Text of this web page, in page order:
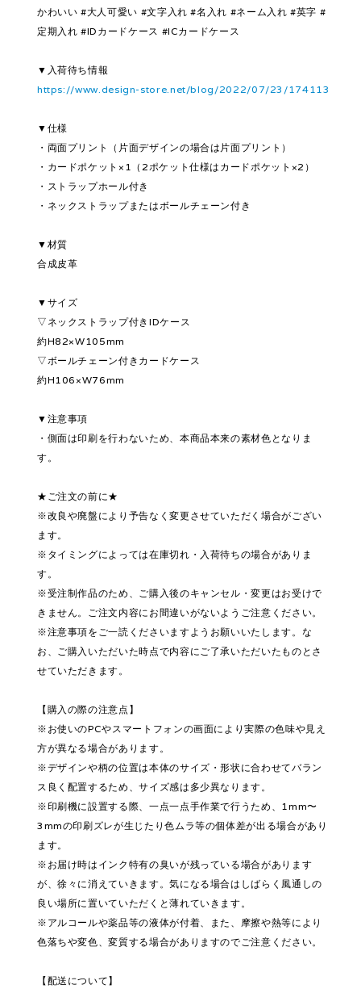
かわいい #大人可愛い #文字入れ #名入れ #ネーム入れ #英字 #
定期入れ #IDカードケース #ICカードケース
▼入荷待ち情報
https://www.design-store.net/blog/2022/07/23/174113
▼仕様
・両面プリント（片面デザインの場合は片面プリント）
・カードポケット×1（2ポケット仕様はカードポケット×2）
・ストラップホール付き
・ネックストラップまたはボールチェーン付き
▼材質
合成皮革
▼サイズ
▽ネックストラップ付きIDケース
約H82×W105mm
▽ボールチェーン付きカードケース
約H106×W76mm
▼注意事項
・側面は印刷を行わないため、本商品本来の素材色となりま
す。
★ご注文の前に★
※改良や廃盤により予告なく変更させていただく場合がござい
ます。
※タイミングによっては在庫切れ・入荷待ちの場合がありま
す。
※受注制作品のため、ご購入後のキャンセル・変更はお受けで
きません。ご注文内容にお間違いがないようご注意ください。
※注意事項をご一読くださいますようお願いいたします。な
お、ご購入いただいた時点で内容にご了承いただいたものとさ
せていただきます。
【購入の際の注意点】
※お使いのPCやスマートフォンの画面により実際の色味や見え
方が異なる場合があります。
※デザインや柄の位置は本体のサイズ・形状に合わせてバラン
ス良く配置するため、サイズ感は多少異なります。
※印刷機に設置する際、一点一点手作業で行うため、1mm〜
3mmの印刷ズレが生じたり色ムラ等の個体差が出る場合があり
ます。
※お届け時はインク特有の臭いが残っている場合があります
が、徐々に消えていきます。気になる場合はしばらく風通しの
良い場所に置いていただくと薄れていきます。
※アルコールや薬品等の液体が付着、また、摩擦や熱等により
色落ちや変色、変質する場合がありますのでご注意ください。
【配送について】